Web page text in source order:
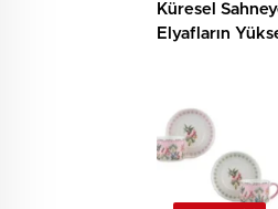
Küresel
Elyafların